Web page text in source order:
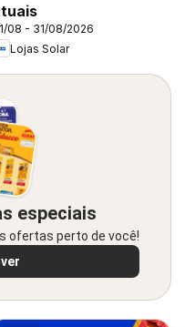
08 - 31/08/2026
Lojas Solar
especiais
ofertas perto de você!